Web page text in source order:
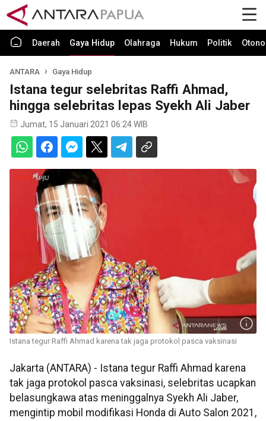
Daerah Gaya Hidup Olahraga Hukum Politik
ANTARA Gaya Hidup
Istana tegur selebritas Raffi Ahmad,
hingga selebritas lepas Syekh Ali Jaber
Jumat, 15 Januari 2021 06:24 WIB
Istana tegur Raffi Ahmad karena tak jaga protokol pasca vaksinasi
Jakarta (ANTARA) - Istana tegur Raffi Ahmad karena
tak jaga protokol pasca vaksinasi, selebritas ucapkan
belasungkawa atas meninggalnya Syekh Ali Jaber,
mengintip mobil modifikasi Honda di Auto Salon 2021,